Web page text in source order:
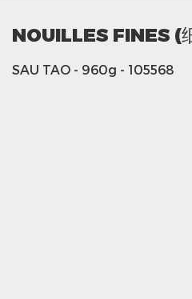
NOUILLES FINES (
SAU TAO - 960g - 105568